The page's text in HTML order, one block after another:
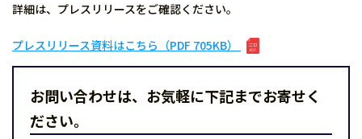
詳細は、プレスリリースをご確認ください。
プレスリリース資料はこちら（PDF 705KB）
お問い合わせは、お気軽に下記までお寄せく
ださい。